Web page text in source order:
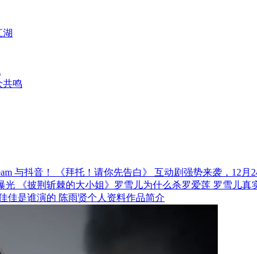
湖
共鸣
《拜托！请你先告白》 互动剧强势来袭，12月
《披荆斩棘的大小姐》罗雪儿为什么杀罗爱莲 罗雪儿真
佳是谁演的 陈雨贤个人资料作品简介